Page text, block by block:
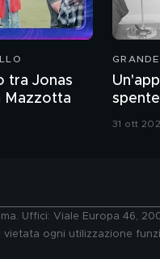
tra Jonas
Mazzotta
spente
31 ott
Uffici: Viale Europa 46,
ogni utilizzazione